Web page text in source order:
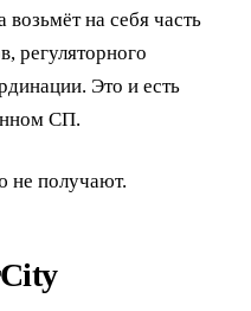
на себя часть
регуляторного
Это и есть
СП.
не получают.